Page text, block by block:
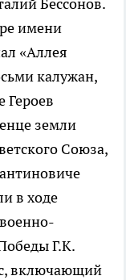
имени
«Аллея
калужан,
Героев
земли
Союза,
в ходе
Г.К.
включающий